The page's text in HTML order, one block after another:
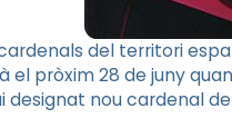
del territori
el pròxim 28 de juny
designat nou cardenal de